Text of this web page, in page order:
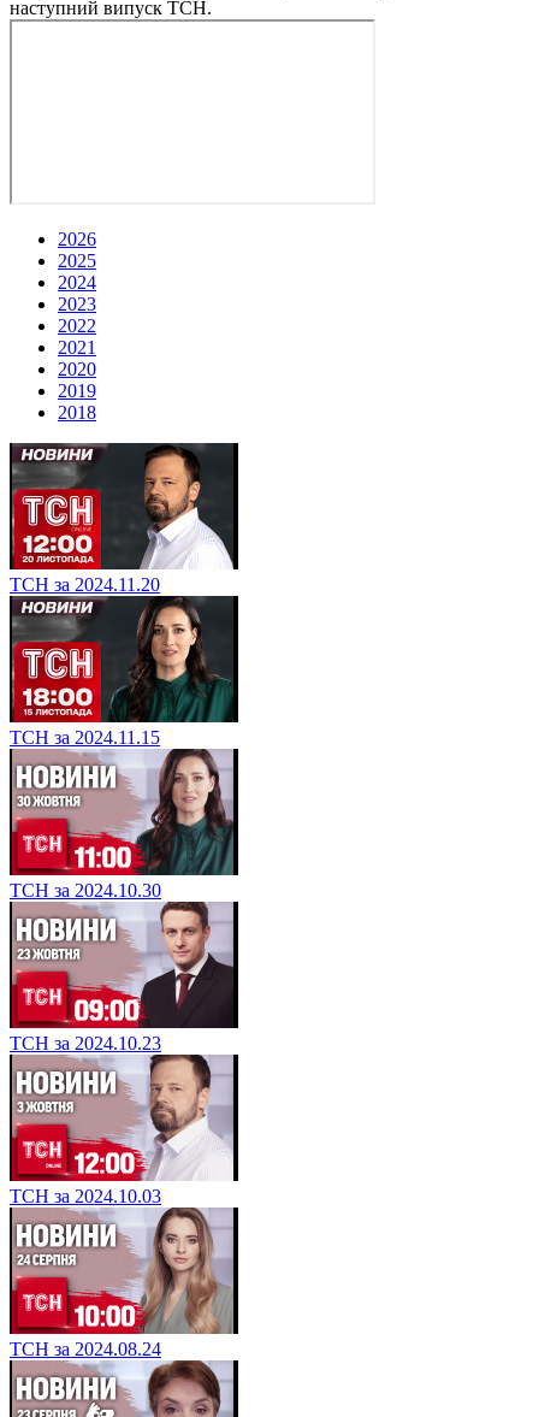
наступний випуск ТСН.
2026
2025
2024
2023
2022
2021
2020
2019
2018
ТСН за 2024.11.20
ТСН за 2024.11.15
ТСН за 2024.10.30
ТСН за 2024.10.23
ТСН за 2024.10.03
ТСН за 2024.08.24